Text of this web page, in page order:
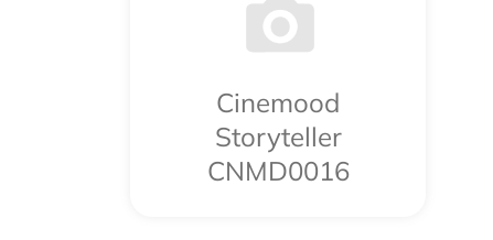
Cinemood
Storyteller
CNMD0016